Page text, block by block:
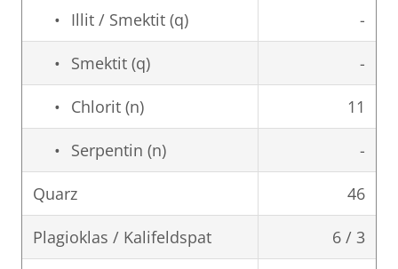
Illit / Smektit (q) -
Smektit (q) -
Chlorit (n) 11
Serpentin (n) -
Quarz 46
Plagioklas / Kalifeldspat 6 / 3